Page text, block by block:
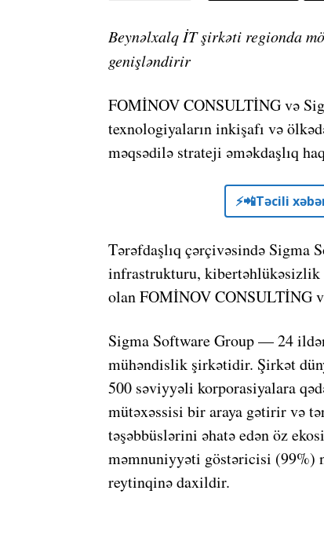
Beynəlxalq İT şirkəti regionda
genişləndirir
FOMİNOV CONSULTİNG və
texnologiyaların inkişafı və
məqsədilə strateji əməkdaşlıq
⚡️📲Təcili
Tərəfdaşlıq çərçivəsində Sigma
infrastrukturu, kibertəhlükəsizlik
olan FOMİNOV CONSULTİNG
Sigma Software Group — 24
mühəndislik şirkətidir. Şirkət
500 səviyyəli korporasiyalara
mütəxəssisi bir araya gətirir və
təşəbbüslərini əhatə edən öz
məmnuniyyəti göstəricisi (99%)
reytinqinə daxildir.